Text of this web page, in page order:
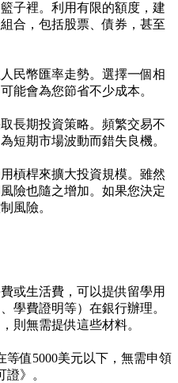
子裡。利用有限的額度，建
合，包括股票、債券，甚至
民幣匯率走勢。選擇一個相
能會為您節省不少成本。
長期投資策略。頻繁交易不
短期市場波動而錯失良機。
槓桿來擴大投資規模。雖然
險也隨之增加。如果您決定
風險。
或生活費，可以提供留學用
學費證明等）在銀行辦理。
則無需提供這些材料。
等值5000美元以下，無需申領
證》。